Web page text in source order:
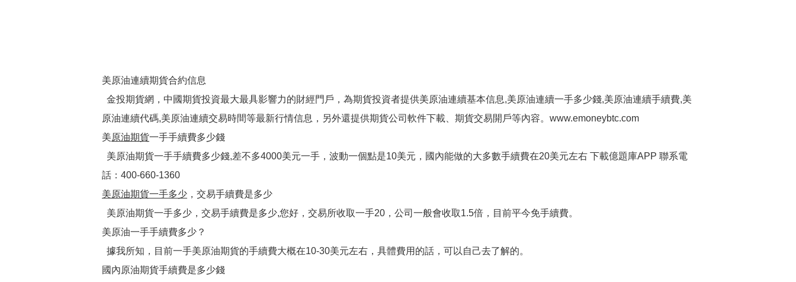
美原油連續期貨合約信息
金投期貨網，中國期貨投資最大最具影響力的財經門戶，為期貨投資者提供美原油連續基本信息,美原油連續一手多少錢,美原油連續手續費,美
原油連續代碼,美原油連續交易時間等最新行情信息，另外還提供期貨公司軟件下載、期貨交易開戶等內容。www.emoneybtc.com
美原油期貨一手手續費多少錢
美原油期貨一手手續費多少錢,差不多4000美元一手，波動一個點是10美元，國內能做的大多數手續費在20美元左右 下載億題庫APP 聯系電
話：400-660-1360
美原油期貨一手多少 ，交易手續費是多少
美原油期貨一手多少，交易手續費是多少,您好，交易所收取一手20，公司一般會收取1.5倍，目前平今免手續費。
美原油一手手續費多少？
據我所知，目前一手美原油期貨的手續費大概在10-30美元左右，具體費用的話，可以自己去了解的。
國內原油期貨手續費是多少錢